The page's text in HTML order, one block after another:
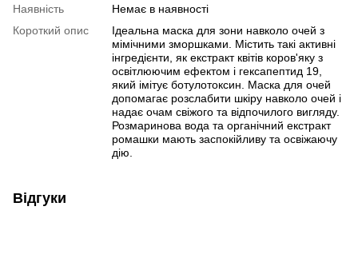
Наявність
Немає в наявності
Короткий опис
Ідеальна маска для зони навколо очей з
мімічними зморшками. Містить такі активні
інгредієнти, як екстракт квітів коров'яку з
освітлюючим ефектом і гексапептид 19,
який імітує ботулотоксин. Маска для очей
допомагає розслабити шкіру навколо очей і
надає очам свіжого та відпочилого вигляду.
Розмаринова вода та органічний екстракт
ромашки мають заспокійливу та освіжаючу
дію.
Відгуки